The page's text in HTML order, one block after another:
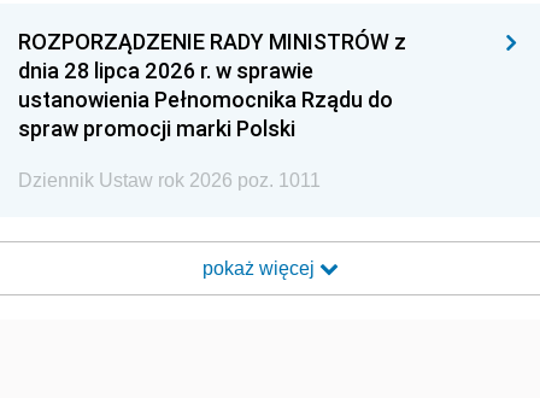
ROZPORZĄDZENIE RADY MINISTRÓW z
dnia 28 lipca 2026 r. w sprawie
ustanowienia Pełnomocnika Rządu do
spraw promocji marki Polski
Dziennik Ustaw rok 2026 poz. 1011
pokaż więcej